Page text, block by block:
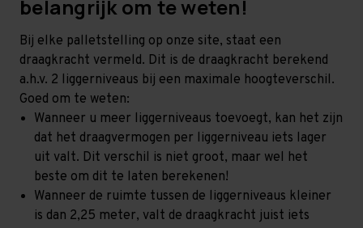
belangrijk om te weten!
Bij elke palletstelling op onze site, staat een
draagkracht vermeld. Dit is de draagkracht berekend
a.h.v. 2 liggerniveaus bij een maximale hoogteverschil.
Goed om te weten:
Wanneer u meer liggerniveaus toevoegt, kan het zijn
dat het draagvermogen per liggerniveau iets lager
uit valt. Dit verschil is niet groot, maar wel het
beste om dit te laten berekenen!
Wanneer de ruimte tussen de liggerniveaus kleiner
is dan 2,25 meter, valt de draagkracht juist iets